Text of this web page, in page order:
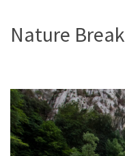
Nature Break